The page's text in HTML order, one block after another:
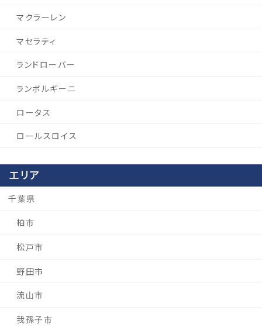
マクラーレン
マセラティ
ランドローバー
ランボルギーニ
ロータス
ロールスロイス
エリア
千葉県
柏市
松戸市
野田市
流山市
我孫子市